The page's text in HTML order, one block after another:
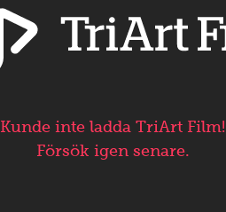
Kunde inte ladda TriArt Film!
Försök igen senare.